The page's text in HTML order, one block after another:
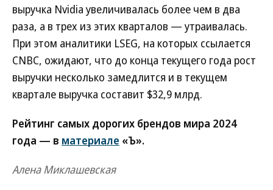
выручка Nvidia увеличивалась более чем в два
раза, а в трех из этих кварталов — утраивалась.
При этом аналитики LSEG, на которых ссылается
CNBC, ожидают, что до конца текущего года рост
выручки несколько замедлится и в текущем
квартале выручка составит $32,9 млрд.
Рейтинг самых дорогих брендов мира 2024
года — в материале «Ъ».
Алена Миклашевская